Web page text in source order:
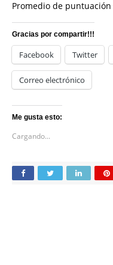
Promedio de puntuación
Gracias por compartir!!!
Facebook Twitter
Correo electrónico
Me gusta esto:
Cargando...